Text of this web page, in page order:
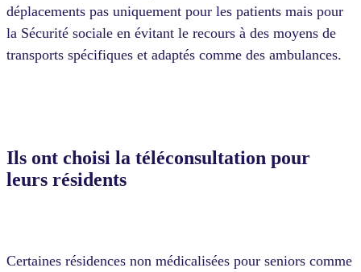
déplacements pas uniquement pour les patients mais pour
la Sécurité sociale en évitant le recours à des moyens de
transports spécifiques et adaptés comme des ambulances.
Ils ont choisi la téléconsultation pour
leurs résidents
Certaines résidences non médicalisées pour seniors comme